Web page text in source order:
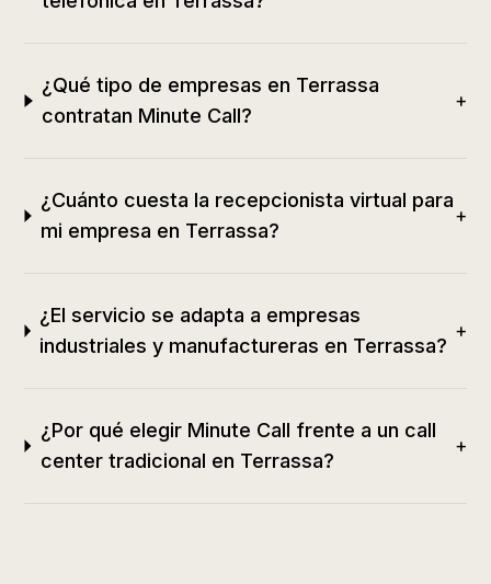
¿Qué tipo de empresas en Terrassa
contratan Minute Call?
+
¿Cuánto cuesta la recepcionista virtual para
mi empresa en Terrassa?
+
¿El servicio se adapta a empresas
industriales y manufactureras en Terrassa?
+
¿Por qué elegir Minute Call frente a un call
center tradicional en Terrassa?
+